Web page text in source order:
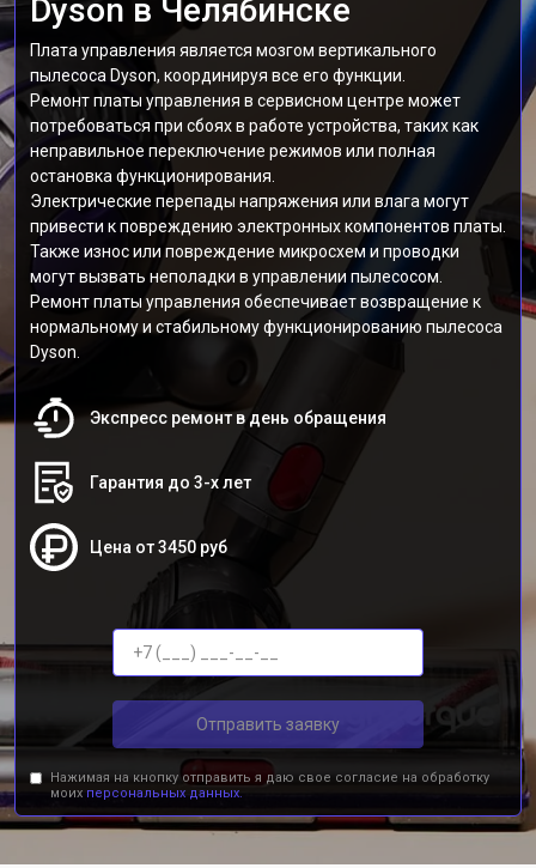
Dyson в Челябинске
Плата управления является мозгом вертикального
пылесоса Dyson, координируя все его функции.
Ремонт платы управления в сервисном центре может
потребоваться при сбоях в работе устройства, таких как
неправильное переключение режимов или полная
остановка функционирования.
Электрические перепады напряжения или влага могут
привести к повреждению электронных компонентов платы.
Также износ или повреждение микросхем и проводки
могут вызвать неполадки в управлении пылесосом.
Ремонт платы управления обеспечивает возвращение к
нормальному и стабильному функционированию пылесоса
Dyson.
Экспресс ремонт в день обращения
Гарантия до 3-х лет
Цена от 3450 руб
Отправить заявку
Нажимая на кнопку отправить я даю свое согласие на обработку
моих персональных данных.